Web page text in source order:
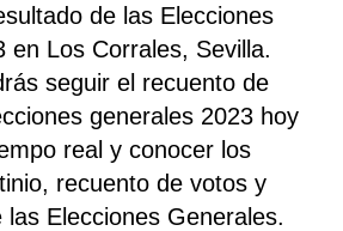
de las Elecciones
en Los Corrales, Sevilla.
seguir el recuento de
generales 2023 hoy
real y conocer los
recuento de votos y
las Elecciones Generales.